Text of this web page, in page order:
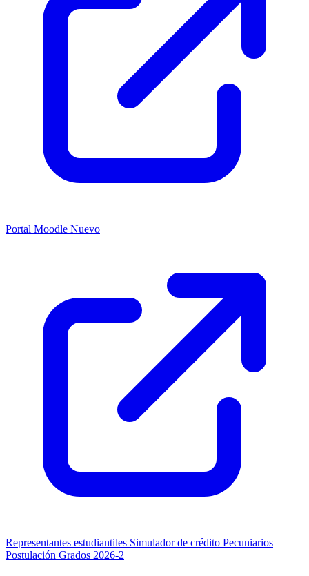
Portal Moodle Nuevo
Representantes estudiantiles Simulador de crédito Pecuniarios
Postulación Grados 2026-2